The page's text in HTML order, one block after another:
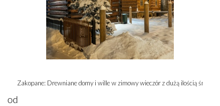
Zakopane: Drewniane domy i wille w zimowy wieczór z dużą ilością śniegu
od